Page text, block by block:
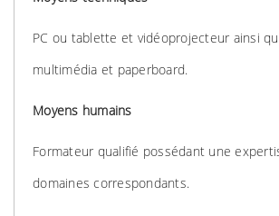
PC ou tablette et vidéoprojecteur ainsi
multimédia et paperboard.
Moyens humains
Formateur qualifié possédant une
domaines correspondants.